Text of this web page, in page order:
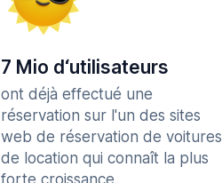
7 Mio d‘utilisateurs
ont déjà effectué une
réservation sur l'un des sites
web de réservation de voitures
de location qui connaît la plus
forte croissance.